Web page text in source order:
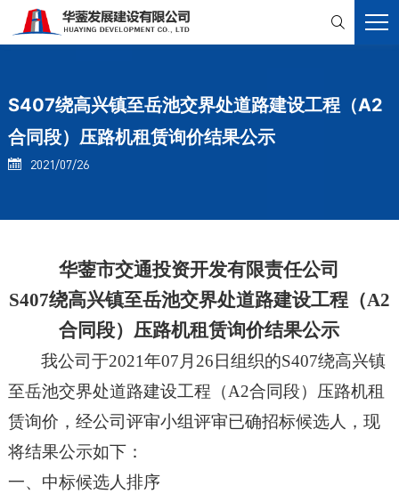

S407绕高兴镇至岳池交界处道路建设工程（A2
合同段）压路机租赁询价结果公示
 2021/07/26
华蓥市交通投资开发有限责任公司
S407绕高兴镇至岳池交界处道路建设工程（A2
合同段）压路机租赁询价结果公示
我公司于2021年07 月 26 日组织的S407绕高兴镇
至岳池交界处道路建设工程（A2合同段）压路机租
赁询价 ，经公司评审小组评审已确招标候选人，现
将结果公示如下：
一、中标候选人排序